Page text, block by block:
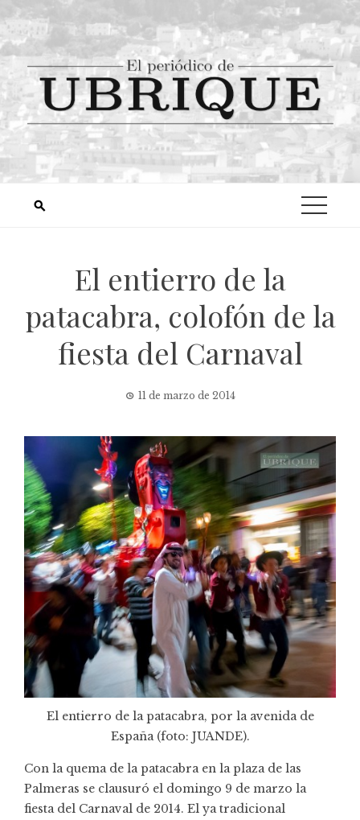
El entierro de la
patacabra, colofón de la
fiesta del Carnaval
11 de marzo de 2014
El entierro de la patacabra, por la avenida de
España (foto: JUANDE).
Con la quema de la patacabra en la plaza de las
Palmeras se clausuró el domingo 9 de marzo la
fiesta del Carnaval de 2014. El ya tradicional